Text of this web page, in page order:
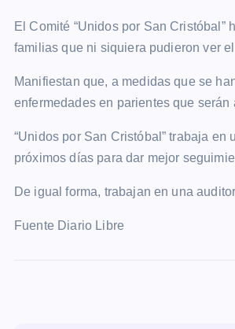
El Comité “Unidos por San
familias que ni siquiera pudieron ver
Manifiestan que, a medidas que se
enfermedades en parientes que
“Unidos por San Cristóbal” trabaja
próximos días para dar mejor
De igual forma, trabajan en una
Fuente Diario Libre